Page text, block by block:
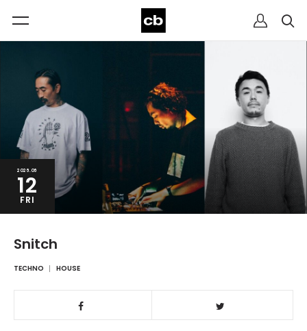
2026.06
12
FRI
Snitch
TECHNO HOUSE